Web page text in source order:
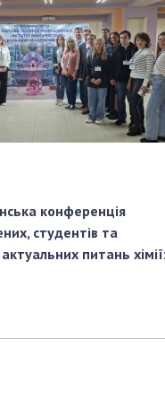
конференція
студентів та
актуальних питань хімії: